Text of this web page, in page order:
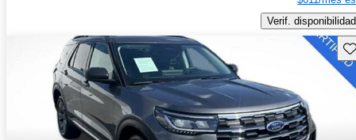
Verif. disponibilidad